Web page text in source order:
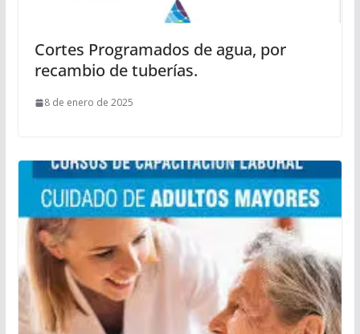
Cortes Programados de agua, por
recambio de tuberías.
8 de enero de 2025